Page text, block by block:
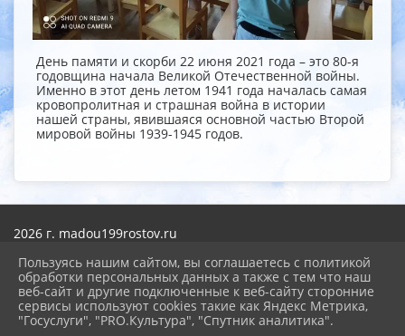
День памяти и скорби 22 июня 2021 года – это 80-я
годовщина начала Великой Отечественной войны.
Именно в этот день летом 1941 года началась самая
кровопролитная и страшная война в истории
нашей страны, явившаяся основной частью Второй
мировой войны 1939-1945 годов.
2026 г. madou199rostov.ru
Карта сайта
Политика обработки персональных данных
Сделано на KubCMS
Разработка и поддержка
Пользуясь нашим сайтом, вы соглашаетесь с политикой
обработки персональных данных а также с тем что наш
веб-сайт и другие подключенные к веб-сайту сторонние
сервисы используют cookies такие как Яндекс Метрика,
"Госуслуги", "PRO.Культура", "Спутник аналитика".